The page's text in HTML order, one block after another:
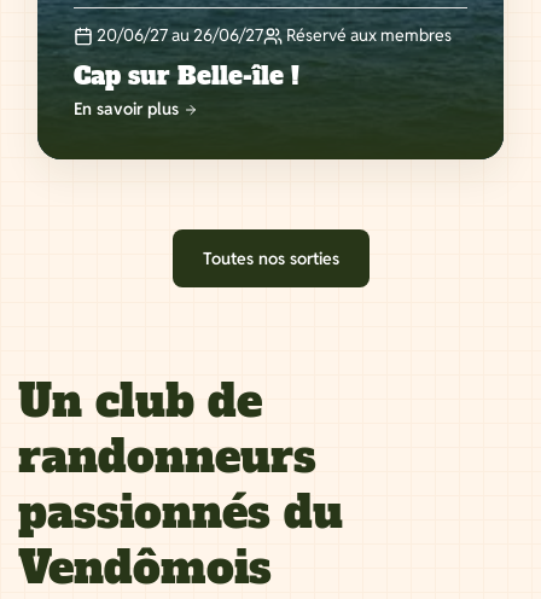
20/06/27 au 26/06/27 Réservé aux membres
Cap sur Belle-île !
En savoir plus
Toutes nos sorties
Un club de
randonneurs
passionnés du
Vendômois